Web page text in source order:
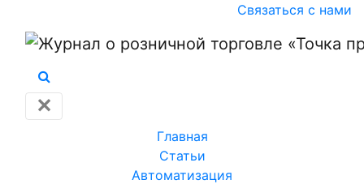
Связаться с нами
✕
Главная
Статьи
Автоматизация